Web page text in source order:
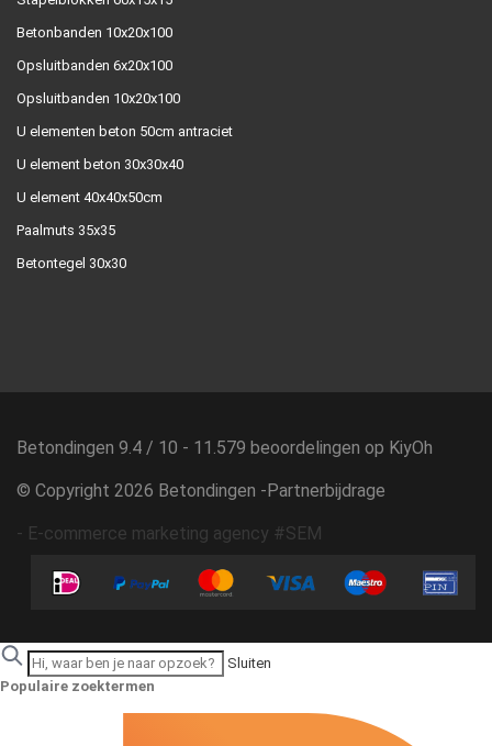
Betonbanden 10x20x100
Opsluitbanden 6x20x100
Opsluitbanden 10x20x100
U elementen beton 50cm antraciet
U element beton 30x30x40
U element 40x40x50cm
Paalmuts 35x35
Betontegel 30x30
Betondingen 9.4 / 10 - 11.579 beoordelingen op KiyOh
© Copyright 2026 Betondingen - Partnerbijdrage
- E-commerce marketing agency #SEM
Sluiten
Populaire zoektermen